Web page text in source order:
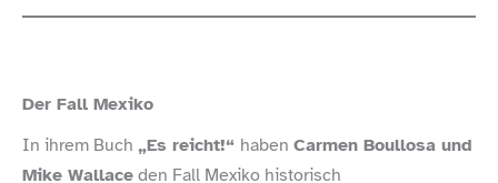
Der Fall Mexiko
In ihrem Buch „Es reicht!“ haben Carmen Boullosa und
Mike Wallaceden Fall Mexiko historisch